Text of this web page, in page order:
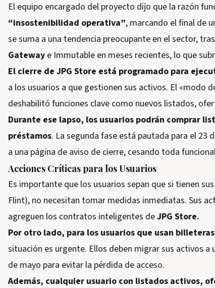
El equipo encargado del proyecto dijo que la razón
“insostenibilidad operativa”, marcando el final de
se suma a una tendencia preocupante en el sector,
Gateway e Immutable en meses recientes, lo que
El cierre de JPG Store está programado para
a los usuarios a que gestionen sus activos. El «modo
deshabilitó funciones clave como nuevos listados,
Durante ese lapso, los usuarios podrán comprar
préstamos. La segunda fase está pautada para el
a una página de aviso de cierre, cesando toda
Acciones Críticas para los Usuarios
Es importante que los usuarios sepan que si tienen sus
Flint), no necesitan tomar medidas inmediatas. Sus
agreguen los contratos inteligentes deJPG Store.
Por otro lado, para los usuarios que usan
situación es urgente. Ellos deben migrar sus activos
de mayo para evitar la pérdida de acceso.
Además, cualquier usuario con listados activos,